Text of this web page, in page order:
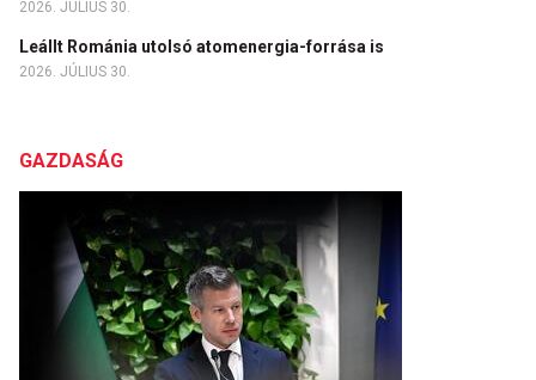
2026. JÚLIUS 30.
Leállt Románia utolsó atomenergia-forrása is
2026. JÚLIUS 30.
GAZDASÁG